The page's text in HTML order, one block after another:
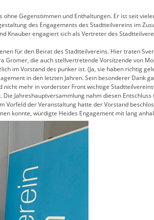
Gegenstimmen und Enthaltungen. Er ist seit
des Engagements des Stadtteilvereins im
Knauber engagiert sich als Vertreter des
für den Beirat des Stadtteilvereins. Hier traten
die auch stellvertretende Vorsitzende von
im Vorstand des punker ist. (Ja, sie haben richtig
in den letzten Jahren. Sein besonderer Dank
nicht mehr in vorderster Front wichtige
Jahreshauptversammlung nahm diesen
Vorfeld der Veranstaltung hatte der Vorstand
konnte, würdigte Heides Engagement mit lang